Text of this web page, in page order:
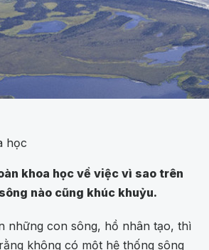
học
khoa học về việc vì sao trên
nào cũng khúc khuỷu.
những con sông, hồ nhân tạo, thì
không có một hệ thống sông